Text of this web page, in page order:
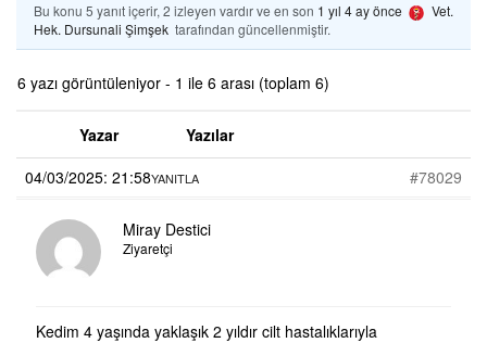
Bu konu 5 yanıt içerir, 2 izleyen vardır ve en son 1 yıl 4 ay önce
Vet.
Hek. Dursunali Şimşek tarafından güncellenmiştir.
6 yazı görüntüleniyor - 1 ile 6 arası (toplam 6)
Yazar
Yazılar
04/03/2025: 21:58
#78029
YANITLA
Miray Destici
Ziyaretçi
Kedim 4 yaşında yaklaşık 2 yıldır cilt hastalıklarıyla